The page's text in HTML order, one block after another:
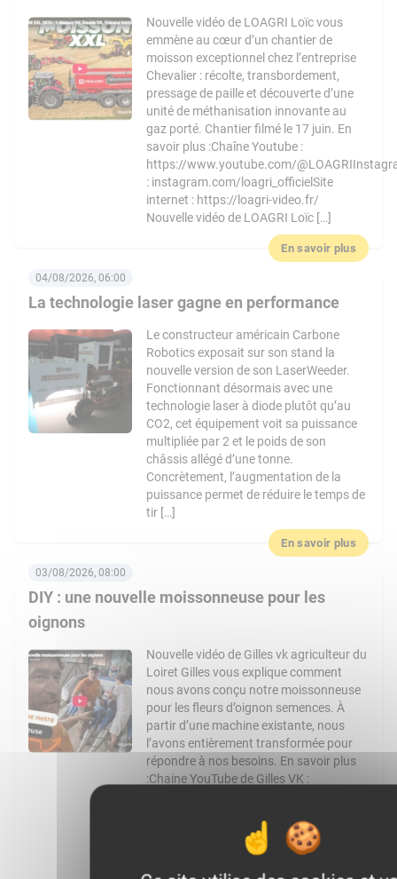
Nouvelle vidéo de LOAGRI Loïc vous
emmène au cœur d’un chantier de
moisson exceptionnel chez l’entreprise
Chevalier : récolte, transbordement,
pressage de paille et découverte d’une
unité de méthanisation innovante au
gaz porté. Chantier filmé le 17 juin. En
savoir plus :Chaîne Youtube :
https://www.youtube.com/
: instagram.com/loagri_officielSite
internet : https://loagri-video.fr/
Nouvelle vidéo de LOAGRI Loïc […]
En savoir plus
La technologie laser gagne en performance
04/08/2026, 06:00
Le constructeur américain Carbone
Robotics exposait sur son stand la
nouvelle version de son LaserWeeder.
Fonctionnant désormais avec une
technologie laser à diode plutôt qu’au
CO2, cet équipement voit sa puissance
multipliée par 2 et le poids de son
châssis allégé d’une tonne.
Concrètement, l’augmentation de la
puissance permet de réduire le temps de
tir […]
En savoir plus
DIY : une nouvelle moissonneuse pour les
oignons
03/08/2026, 08:00
Nouvelle vidéo de Gilles vk agriculteur du
Loiret Gilles vous explique comment
nous avons conçu notre moissonneuse
pour les fleurs d’oignon semences. À
partir d’une machine existante, nous
l’avons entièrement transformée pour
répondre à nos besoins. En savoir plus
:Chaine YouTube de Gilles VK :
https://www.facebook.com/Gilles_vk-
1728424127434851 Article de WikiAgri